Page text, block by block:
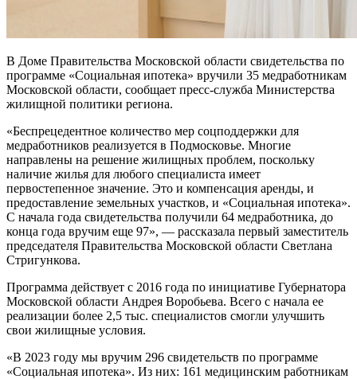
В Доме Правительства Московской области свидетельства по
программе «Социальная ипотека» вручили 35 медработникам
Московской области, сообщает пресс-служба Министерства
жилищной политики региона.
«Беспрецедентное количество мер соцподдержки для
медработников реализуется в Подмосковье. Многие
направлены на решение жилищных проблем, поскольку
наличие жилья для любого специалиста имеет
первостепенное значение. Это и компенсация аренды, и
предоставление земельных участков, и «Социальная ипотека».
С начала года свидетельства получили 64 медработника, до
конца года вручим еще 97», — рассказала первый заместитель
председателя Правительства Московской области Светлана
Стригункова.
Программа действует с 2016 года по инициативе Губернатора
Московской области Андрея Воробьева. Всего с начала ее
реализации более 2,5 тыс. специалистов смогли улучшить
свои жилищные условия.
«В 2023 году мы вручим 296 свидетельств по программе
«Социальная ипотека». Из них: 161 медицинским работникам